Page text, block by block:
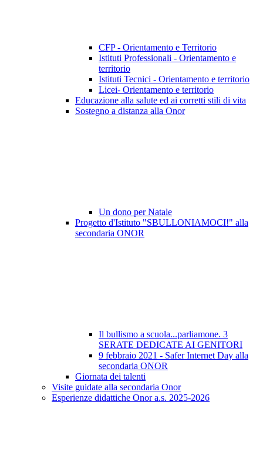
CFP - Orientamento e Territorio
Istituti Professionali - Orientamento e
territorio
Istituti Tecnici - Orientamento e territorio
Licei- Orientamento e territorio
Educazione alla salute ed ai corretti stili di vita
Sostegno a distanza alla Onor
Un dono per Natale
Progetto d'Istituto "SBULLONIAMOCI!" alla
secondaria ONOR
Il bullismo a scuola...parliamone. 3
SERATE DEDICATE AI GENITORI
9 febbraio 2021 - Safer Internet Day alla
secondaria ONOR
Giornata dei talenti
Visite guidate alla secondaria Onor
Esperienze didattiche Onor a.s. 2025-2026